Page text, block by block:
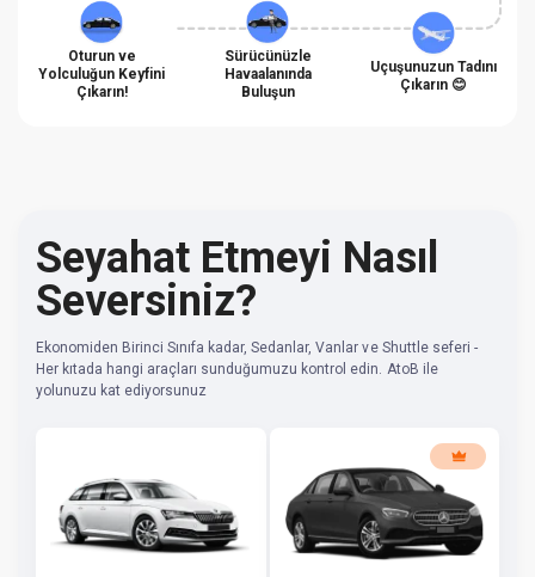
Oturun ve
Yolculuğun Keyfini
Çıkarın!
Sürücünüzle
Havaalanında
Buluşun
Uçuşunuzun Tadını
Çıkarın 😊
Seyahat Etmeyi Nasıl
Seversiniz?
Ekonomiden Birinci Sınıfa kadar, Sedanlar, Vanlar ve Shuttle seferi -
Her kıtada hangi araçları sunduğumuzu kontrol edin. AtoB ile
yolunuzu kat ediyorsunuz